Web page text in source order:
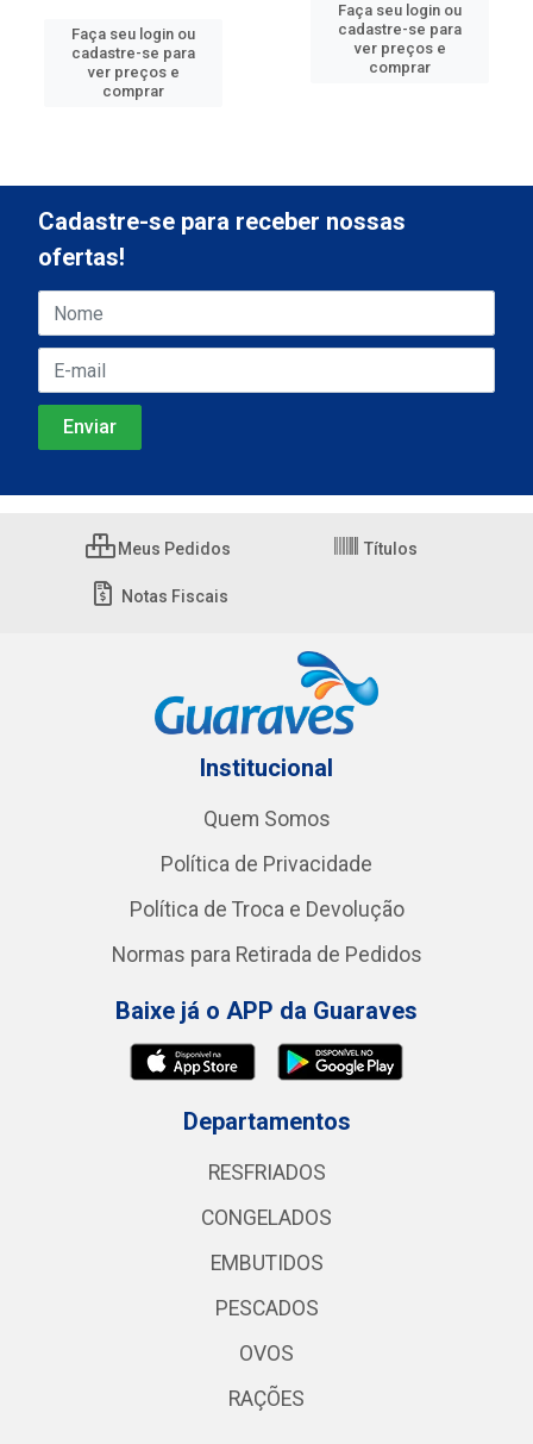
Faça seu login ou
cadastre-se para
ver preços e
comprar
Faça seu login ou
cadastre-se para
ver preços e
comprar
Cadastre-se para receber nossas
ofertas!
Meus Pedidos Títulos
Notas Fiscais
Institucional
Quem Somos
Política de Privacidade
Política de Troca e Devolução
Normas para Retirada de Pedidos
Baixe já o APP da Guaraves
Departamentos
RESFRIADOS
CONGELADOS
EMBUTIDOS
PESCADOS
OVOS
RAÇÕES